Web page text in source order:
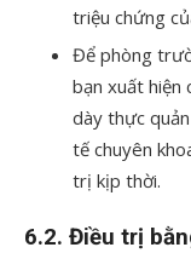
triệu chứng
Để phòng
bạn xuất hiện
dày thực
tế chuyên
trị kịp thời.
6.2. Điều trị